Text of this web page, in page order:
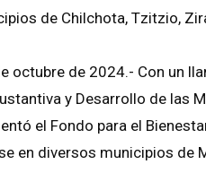
de Chilchota, Tzitzio,
octubre de 2024.- Con un
y Desarrollo de las
el Fondo para el
en diversos municipios de